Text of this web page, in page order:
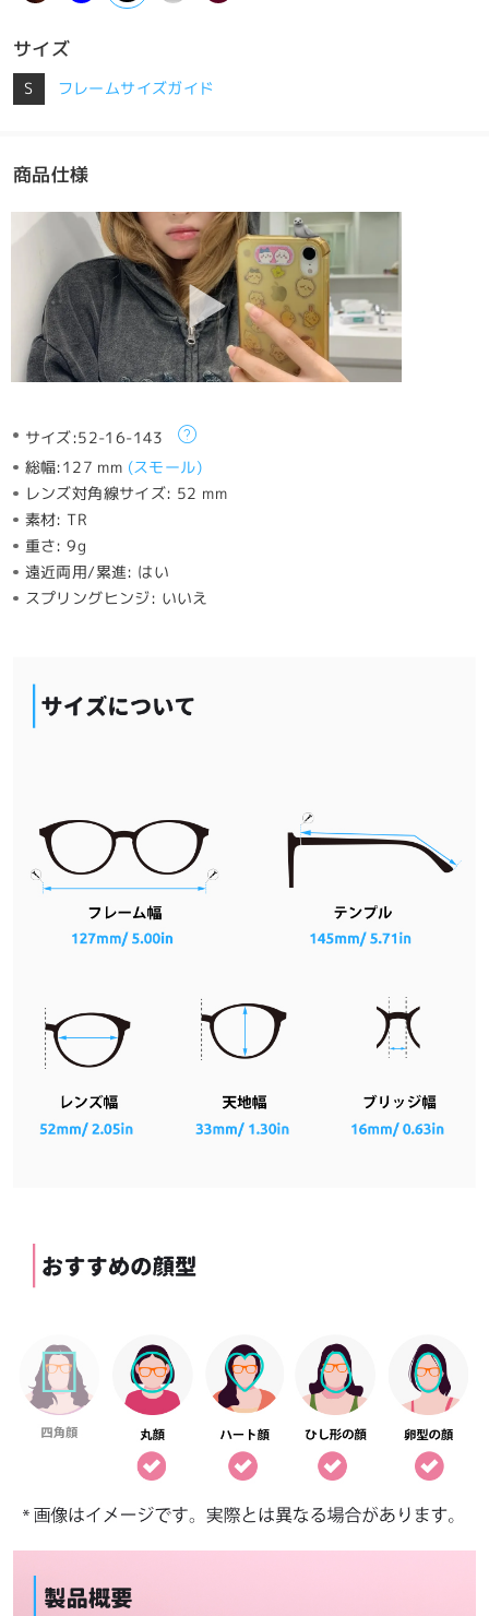
サイズ
S フレームサイズガイド
商品仕様
サイズ:52-16-143
総幅:127 mm (スモール)
レンズ対角線サイズ: 52 mm
素材:TR
重さ:9g
遠近両用/累進: はい
スプリングヒンジ: いいえ